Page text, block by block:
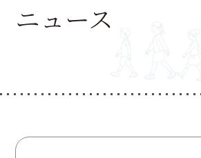
岡崎短期大学
サポート体制
ニュース